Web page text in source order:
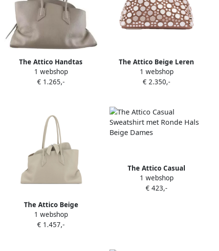
The Attico Handtas
1 webshop
€ 1.265,-
The Attico Beige Leren
Schoudertas met Studs
Beige Dames
1 webshop
€ 2.350,-
The Attico Beige
Schoudertas Luxe Stijl Beige
Dames
1 webshop
€ 1.457,-
The Attico Casual
Sweatshirt met Ronde Hals
Beige Dames
1 webshop
€ 423,-